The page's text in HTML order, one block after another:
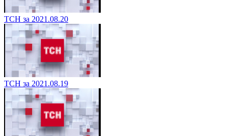
ТСН за 2021.08.20
ТСН за 2021.08.19